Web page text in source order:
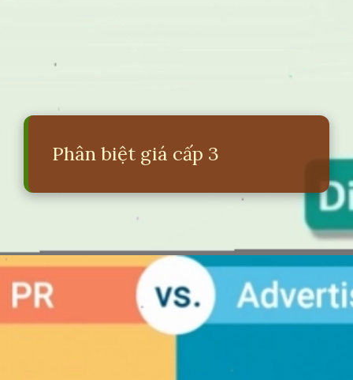
Phân biệt giá cấp 3
https://erci.edu.vn/phan-biet-gia-la-gi